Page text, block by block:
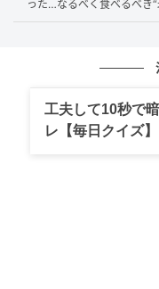
「血糖値を指摘され
したが、近年は歯科
った…なるべく食べるべき
工夫して10秒で
レ【毎日クイズ】